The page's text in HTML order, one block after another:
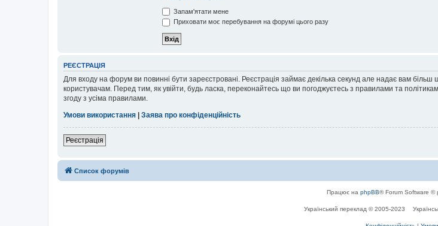
Запам'ятати мене
Приховати моє перебування на форумі цього разу
РЕЄСТРАЦІЯ
Для входу на форум ви повинні бути зареєстровані. Реєстрація займає декілька секунд але надає вам
користувачам. Перед тим, як увійти, будь ласка, переконайтесь що ви погоджуєтесь з правилами та
згоду з усіма правилами.
Умови використання
Заява про конфіденційність
Реєстрація
Список форумів
Працює на phpBB® Forum Software ©
Український переклад © 2005-2023